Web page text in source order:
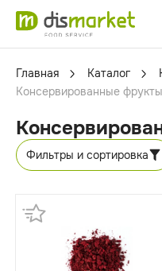
Главная Каталог
Консервированные фрукты
Фильтры и сортировка